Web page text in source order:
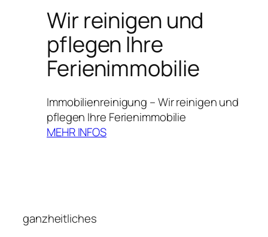
Wir reinigen und
pflegen Ihre
Ferienimmobilie
Immobilienreinigung – Wir reinigen und
pflegen Ihre Ferienimmobilie
MEHR INFOS
ganzheitliches